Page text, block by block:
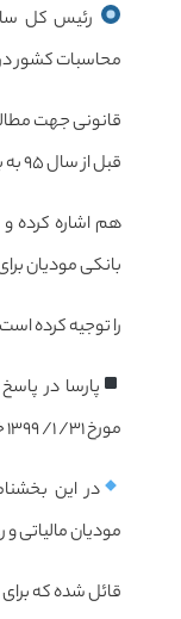
رئیس کل
محاسبات کشور در
قانونی جهت
قبل از سال ۹۵ به برخی دلایل تعاملی
هم اشاره کرده
بانکی مودیان برای
را توجیه کرده
پارسا در
مورخ ۳۱/ ۱/ ۱۳۹۹ خود اشاره کرده و نوشته :
در این
مودیان مالیاتی